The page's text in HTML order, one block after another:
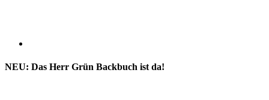
NEU: Das Herr Grün Backbuch ist da!